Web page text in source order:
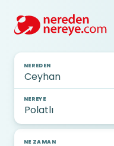
NEREDEN
NEREYE
NE ZAMAN